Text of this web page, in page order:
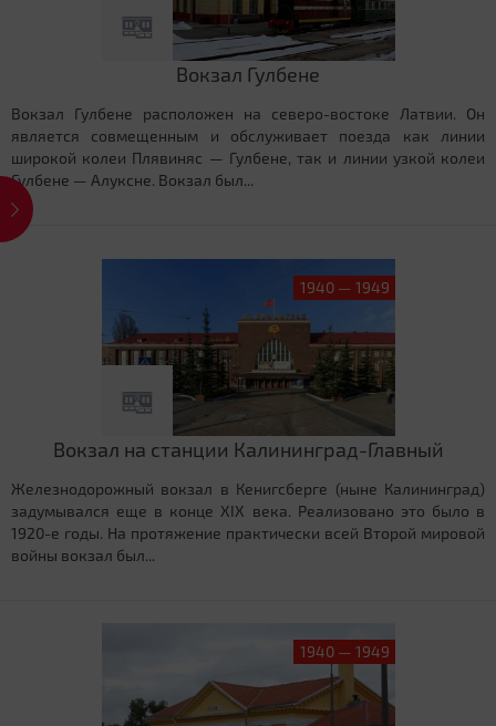
Вокзал Гулбене
Вокзал Гулбене расположен на северо-востоке Латвии. Он
является совмещенным и обслуживает поезда как линии
широкой колеи Плявиняс — Гулбене, так и линии узкой колеи
Гулбене — Алуксне. Вокзал был...
1940 — 1949
Вокзал на станции Калининград-Главный
Железнодорожный вокзал в Кенигсберге (ныне Калининград)
задумывался еще в конце XIX века. Реализовано это было в
1920-е годы. На протяжение практически всей Второй мировой
войны вокзал был...
1940 — 1949